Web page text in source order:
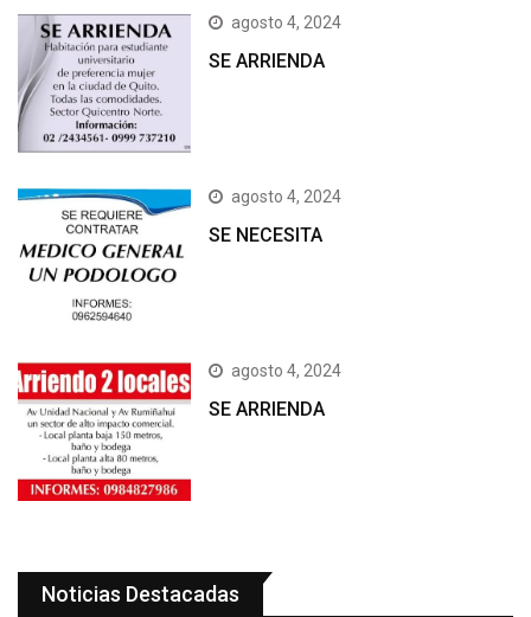
agosto 4, 2024
SE ARRIENDA
agosto 4, 2024
SE NECESITA
agosto 4, 2024
SE ARRIENDA
Noticias Destacadas